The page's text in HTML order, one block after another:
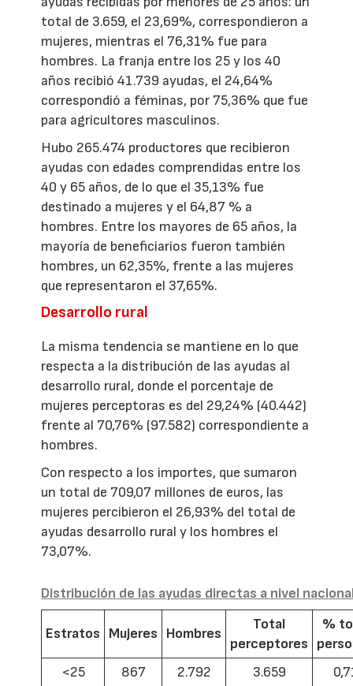
total de 3.659, el 23,69%, correspondieron a
mujeres, mientras el 76,31% fue para
hombres. La franja entre los 25 y los 40
años recibió 41.739 ayudas, el 24,64%
correspondió a féminas, por 75,36% que fue
para agricultores masculinos.
Hubo 265.474 productores que recibieron
ayudas con edades comprendidas entre los
40 y 65 años, de lo que el 35,13% fue
destinado a mujeres y el 64,87 % a
hombres. Entre los mayores de 65 años, la
mayoría de beneficiarios fueron también
hombres, un 62,35%, frente a las mujeres
que representaron el 37,65%.
Desarrollo rural
La misma tendencia se mantiene en lo que
respecta a la distribución de las ayudas al
desarrollo rural, donde el porcentaje de
mujeres perceptoras es del 29,24% (40.442)
frente al 70,76% (97.582) correspondiente a
hombres.
Con respecto a los importes, que sumaron
un total de 709,07 millones de euros, las
mujeres percibieron el 26,93% del total de
ayudas desarrollo rural y los hombres el
73,07%.
Distribución de las ayudas directas a nivel
Estratos Mujeres Hombres
Total
perceptores
%
<25
867 2.792 3.659